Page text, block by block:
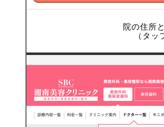
院の住所
（タッ